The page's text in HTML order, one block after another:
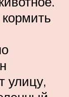
улицу,